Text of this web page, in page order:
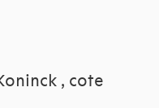
, cote